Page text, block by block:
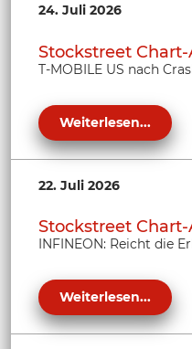
24. Juli 2026
Stockstreet
T-MOBILE US nach
Weiterlesen...
22. Juli 2026
Stockstreet
INFINEON: Reicht die
Weiterlesen...